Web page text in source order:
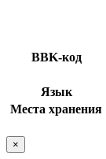
BBK-код
Язык
Места хранения
×